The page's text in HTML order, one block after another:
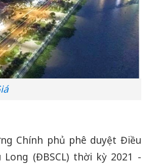
Chính phủ phê duyệt Điều
(ĐBSCL) thời kỳ 2021 -